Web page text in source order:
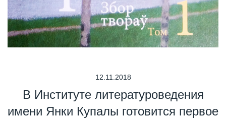
12.11.2018
В Институте литературоведения
имени Янки Купалы готовится первое